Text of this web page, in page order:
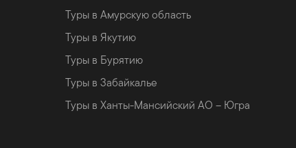
Туры в Амурскую область
Туры в Якутию
Туры в Бурятию
Туры в Забайкалье
Туры в Ханты-Мансийский АО – Югра